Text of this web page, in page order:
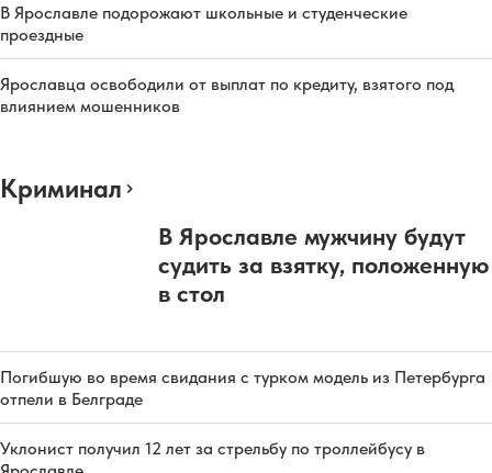
В Ярославле подорожают школьные и студенческие
проездные
Ярославца освободили от выплат по кредиту, взятого под
влиянием мошенников
Криминал
В Ярославле мужчину будут
судить за взятку, положенную
в стол
Погибшую во время свидания с турком модель из Петербурга
отпели в Белграде
Уклонист получил 12 лет за стрельбу по троллейбусу в